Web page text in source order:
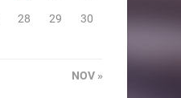
28 29 30
NOV »